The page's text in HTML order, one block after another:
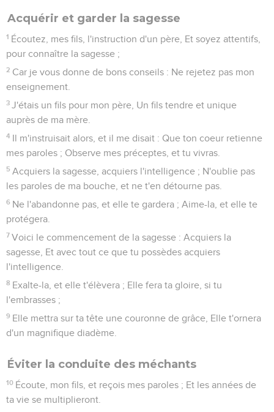
Acquérir et garder la sagesse
1 Écoutez, mes fils, l'instruction d'un père, Et soyez attentifs,
pour connaître la sagesse ;
2 Car je vous donne de bons conseils : Ne rejetez pas mon
enseignement.
3 J'étais un fils pour mon père, Un fils tendre et unique
auprès de ma mère.
4 Il m'instruisait alors, et il me disait : Que ton coeur retienne
mes paroles ; Observe mes préceptes, et tu vivras.
5 Acquiers la sagesse, acquiers l'intelligence ; N'oublie pas
les paroles de ma bouche, et ne t'en détourne pas.
6 Ne l'abandonne pas, et elle te gardera ; Aime-la, et elle te
protégera.
7 Voici le commencement de la sagesse : Acquiers la
sagesse, Et avec tout ce que tu possèdes acquiers
l'intelligence.
8 Exalte-la, et elle t'élèvera ; Elle fera ta gloire, si tu
l'embrasses ;
9 Elle mettra sur ta tête une couronne de grâce, Elle t'ornera
d'un magnifique diadème.
Éviter la conduite des méchants
10 Écoute, mon fils, et reçois mes paroles ; Et les années de
ta vie se multiplieront.